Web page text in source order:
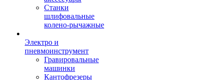
Станки
шлифовальные
колено-рычажные
Электро и
пневмоинструмент
Гравировальные
машинки
Кантофрезеры